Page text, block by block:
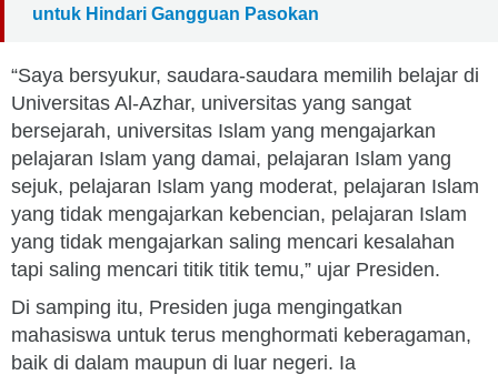
untuk Hindari Gangguan Pasokan
“Saya bersyukur, saudara-saudara memilih belajar di
Universitas Al-Azhar, universitas yang sangat
bersejarah, universitas Islam yang mengajarkan
pelajaran Islam yang damai, pelajaran Islam yang
sejuk, pelajaran Islam yang moderat, pelajaran Islam
yang tidak mengajarkan kebencian, pelajaran Islam
yang tidak mengajarkan saling mencari kesalahan
tapi saling mencari titik titik temu,” ujar Presiden.
Di samping itu, Presiden juga mengingatkan
mahasiswa untuk terus menghormati keberagaman,
baik di dalam maupun di luar negeri. Ia